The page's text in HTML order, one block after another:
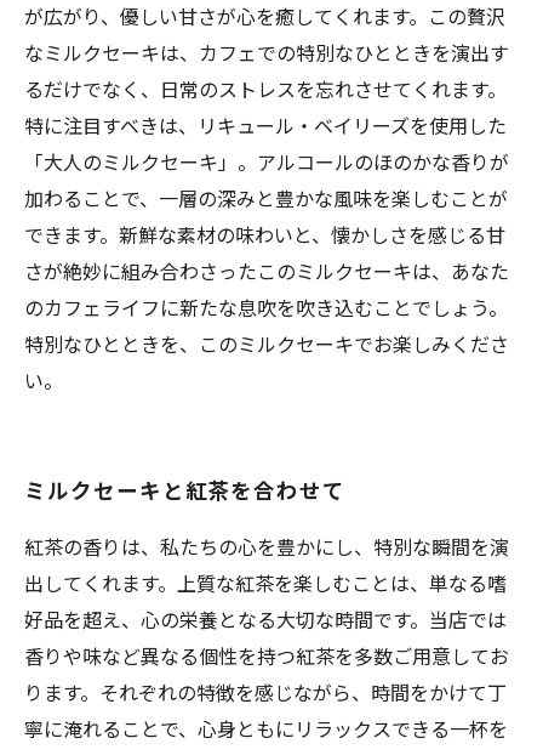
が広がり、優しい甘さが心を癒してくれます。この贅沢
なミルクセーキは、カフェでの特別なひとときを演出す
るだけでなく、日常のストレスを忘れさせてくれます。
特に注目すべきは、リキュール・ベイリーズを使用した
「大人のミルクセーキ」。アルコールのほのかな香りが
加わることで、一層の深みと豊かな風味を楽しむことが
できます。新鮮な素材の味わいと、懐かしさを感じる甘
さが絶妙に組み合わさったこのミルクセーキは、あなた
のカフェライフに新たな息吹を吹き込むことでしょう。
特別なひとときを、このミルクセーキでお楽しみくださ
い。
ミルクセーキと紅茶を合わせて
紅茶の香りは、私たちの心を豊かにし、特別な瞬間を演
出してくれます。上質な紅茶を楽しむことは、単なる嗜
好品を超え、心の栄養となる大切な時間です。当店では
香りや味など異なる個性を持つ紅茶を多数ご用意してお
ります。それぞれの特徴を感じながら、時間をかけて丁
寧に淹れることで、心身ともにリラックスできる一杯を